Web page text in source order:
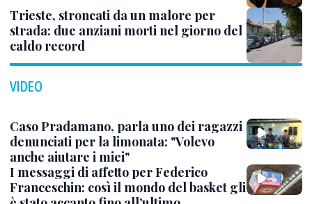
Trieste, stroncati da un malore per
strada: due anziani morti nel giorno del
caldo record
VIDEO
Caso Pradamano, parla uno dei ragazzi
denunciati per la limonata: "Volevo
anche aiutare i miei"
I messaggi di affetto per Federico
Franceschin: così il mondo del basket gli